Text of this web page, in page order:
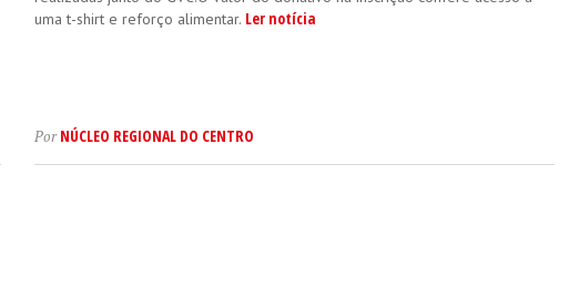
uma t-shirt e reforço alimentar. Ler notícia
PorNÚCLEO REGIONAL DO CENTRO